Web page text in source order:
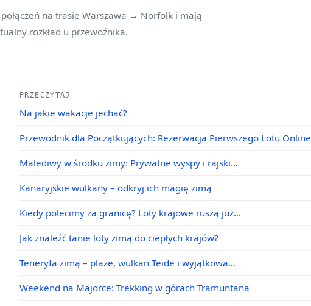
na trasie Warszawa → Norfolk i mają
rozkład u przewoźnika.
PRZECZYTAJ
Na jakie wakacje jechać?
Przewodnik dla Początkujących: Rezerwacja Pierwszego Lotu Online
Malediwy w środku zimy: Prywatne wyspy i rajski…
Kanaryjskie wulkany – odkryj ich magię zimą
Kiedy polecimy za granicę? Loty krajowe ruszą już…
Jak znaleźć tanie loty zimą do ciepłych krajów?
Teneryfa zimą – plaże, wulkan Teide i wyjątkowa…
Weekend na Majorce: Trekking w górach Tramuntana